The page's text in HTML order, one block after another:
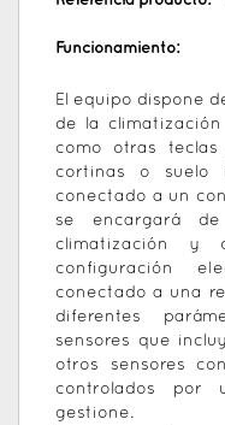
Funcionamiento:
El equipo dispone
de la
como otras
cortinas o suelo
conectado a un
se encargará
climatización y
configuración
conectado a una
diferentes
sensores que
otros sensores
controlados por
gestione.